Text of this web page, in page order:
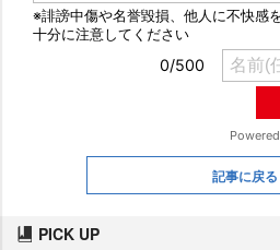
記事に戻る
PICK UP